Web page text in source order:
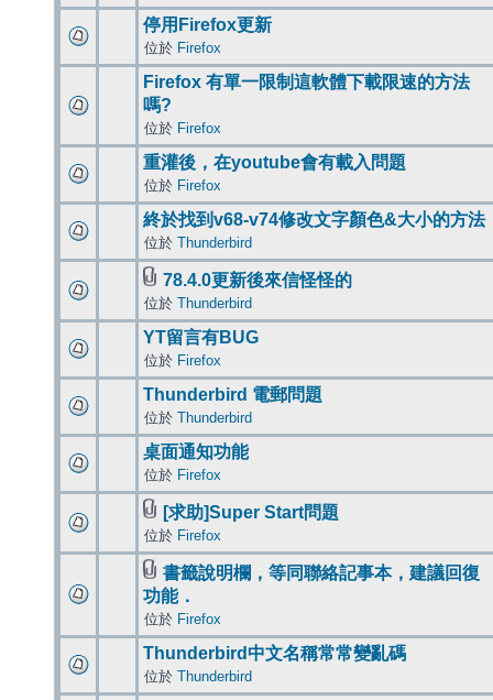
停用Firefox更新
位於 Firefox
Firefox 有單一限制這軟體下載限速的方法
嗎?
位於 Firefox
重灌後，在youtube會有載入問題
位於 Firefox
終於找到v68-v74修改文字顏色&大小的方法
位於 Thunderbird
78.4.0更新後來信怪怪的
位於 Thunderbird
YT留言有BUG
位於 Firefox
Thunderbird 電郵問題
位於 Thunderbird
桌面通知功能
位於 Firefox
[求助]Super Start問題
位於 Firefox
書籤說明欄，等同聯絡記事本，建議回復
功能．
位於 Firefox
Thunderbird中文名稱常常變亂碼
位於 Thunderbird